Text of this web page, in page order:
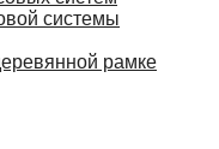
системы
рамке